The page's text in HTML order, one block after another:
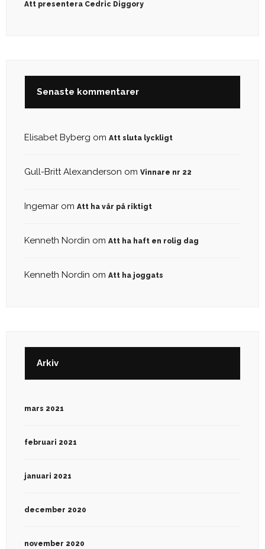
Att presentera Cedric Diggory
Senaste kommentarer
Elisabet Byberg om Att sluta lyckligt
Gull-Britt Alexanderson om Vinnare nr 22
Ingemar om Att ha vår på riktigt
Kenneth Nordin om Att ha haft en rolig dag
Kenneth Nordin om Att ha joggats
Arkiv
mars 2021
februari 2021
januari 2021
december 2020
november 2020